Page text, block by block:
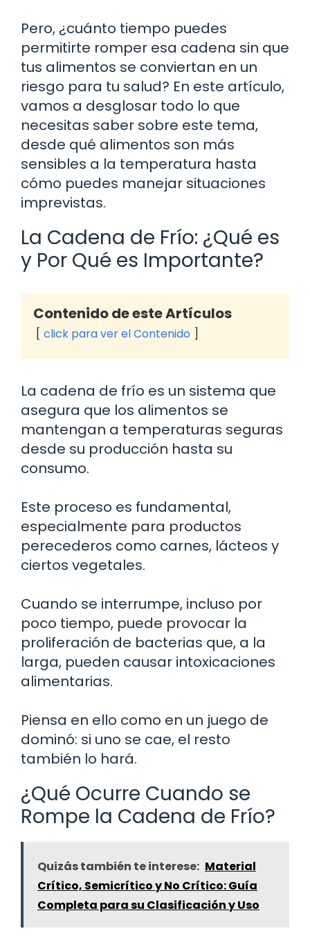
Pero, ¿cuánto tiempo puedes
permitirte romper esa cadena sin que
tus alimentos se conviertan en un
riesgo para tu salud? En este artículo,
vamos a desglosar todo lo que
necesitas saber sobre este tema,
desde qué alimentos son más
sensibles a la temperatura hasta
cómo puedes manejar situaciones
imprevistas.
La Cadena de Frío: ¿Qué es
y Por Qué es Importante?
Contenido de este Artículos
click para ver el Contenido
La cadena de frío es un sistema que
asegura que los alimentos se
mantengan a temperaturas seguras
desde su producción hasta su
consumo.
Este proceso es fundamental,
especialmente para productos
perecederos como carnes, lácteos y
ciertos vegetales.
Cuando se interrumpe, incluso por
poco tiempo, puede provocar la
proliferación de bacterias que, a la
larga, pueden causar intoxicaciones
alimentarias.
Piensa en ello como en un juego de
dominó: si uno se cae, el resto
también lo hará.
¿Qué Ocurre Cuando se
Rompe la Cadena de Frío?
Quizás también te interese: Material
Crítico, Semicrítico y No Crítico: Guía
Completa para su Clasificación y Uso